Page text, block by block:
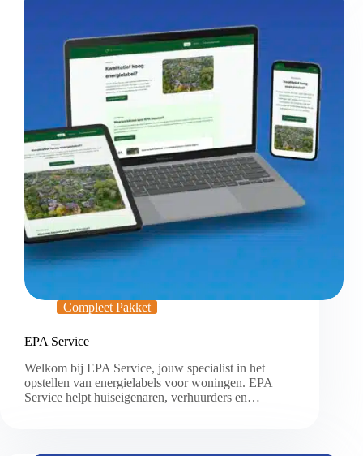
Compleet Pakket
EPA Service
Welkom bij EPA Service, jouw specialist in het
opstellen van energielabels voor woningen. EPA
Service helpt huiseigenaren, verhuurders en…